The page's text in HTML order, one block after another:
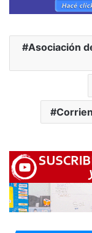
Asociación